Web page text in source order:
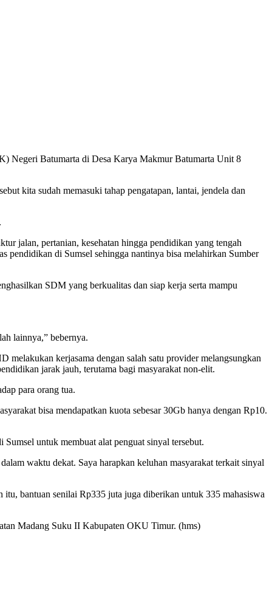
Negeri Batumarta di Desa Karya Makmur Batumarta Unit 8
kita sudah memasuki tahap pengatapan, lantai, jendela dan
jalan, pertanian, kesehatan hingga pendidikan yang tengah
pendidikan di Sumsel sehingga nantinya bisa melahirkan Sumber
SDM yang berkualitas dan siap kerja serta mampu
lainnya,” bebernya.
kerjasama dengan salah satu provider melangsungkan
jarak jauh, terutama bagi masyarakat non-elit.
para orang tua.
bisa mendapatkan kuota sebesar 30Gb hanya dengan Rp10.
untuk membuat alat penguat sinyal tersebut.
waktu dekat. Saya harapkan keluhan masyarakat terkait sinyal
bantuan senilai Rp335 juta juga diberikan untuk 335 mahasiswa
Madang Suku II Kabupaten OKU Timur. (hms)